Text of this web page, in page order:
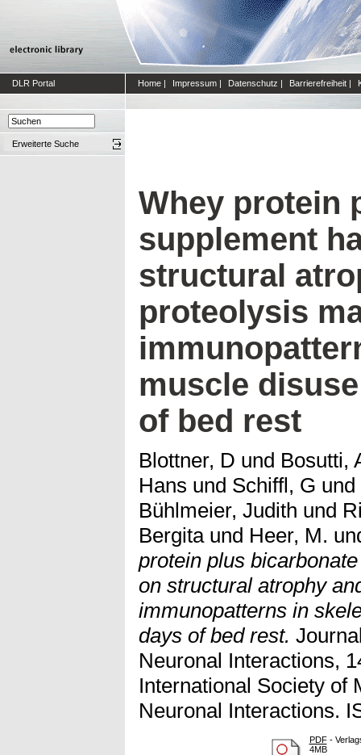
DLR Portal Home | Impressum | Datenschutz | Barrierefreiheit |
Erweiterte Suche
Whey protein
supplement
structural
proteolysis
muscle
of bed rest
Blottner, D und Bosutti,
Hans und Schiffl, G und
Bühlmeier, Judith und
Bergitaund Heer, M.
protein plus
on structural atrophy
immunopatterns in
days of bed rest.
Neuronal Interactions,
International Society of
Neuronal Interactions.
PDF-
4MB